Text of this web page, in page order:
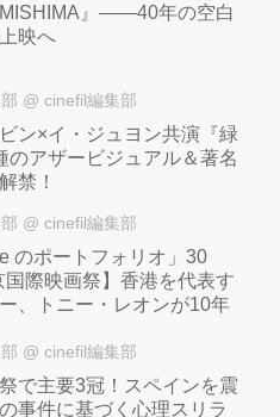
』――40年の空白
映へ
@ cinefil編集部
ン×イ・ジュヨン共演『緑
のアザービジュアル＆著名
禁！
@ cinefil編集部
のポートフォリオ」30
国際映画祭】香港を代表す
、トニー・レオンが10年
@ cinefil編集部
で主要3冠！スペインを震
事件に基づく心理スリラ